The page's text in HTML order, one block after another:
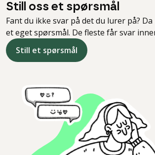
Still oss et spørsmål
Fant du ikke svar på det du lurer på?
et eget spørsmål. De fleste får svar
Still et spørsmål